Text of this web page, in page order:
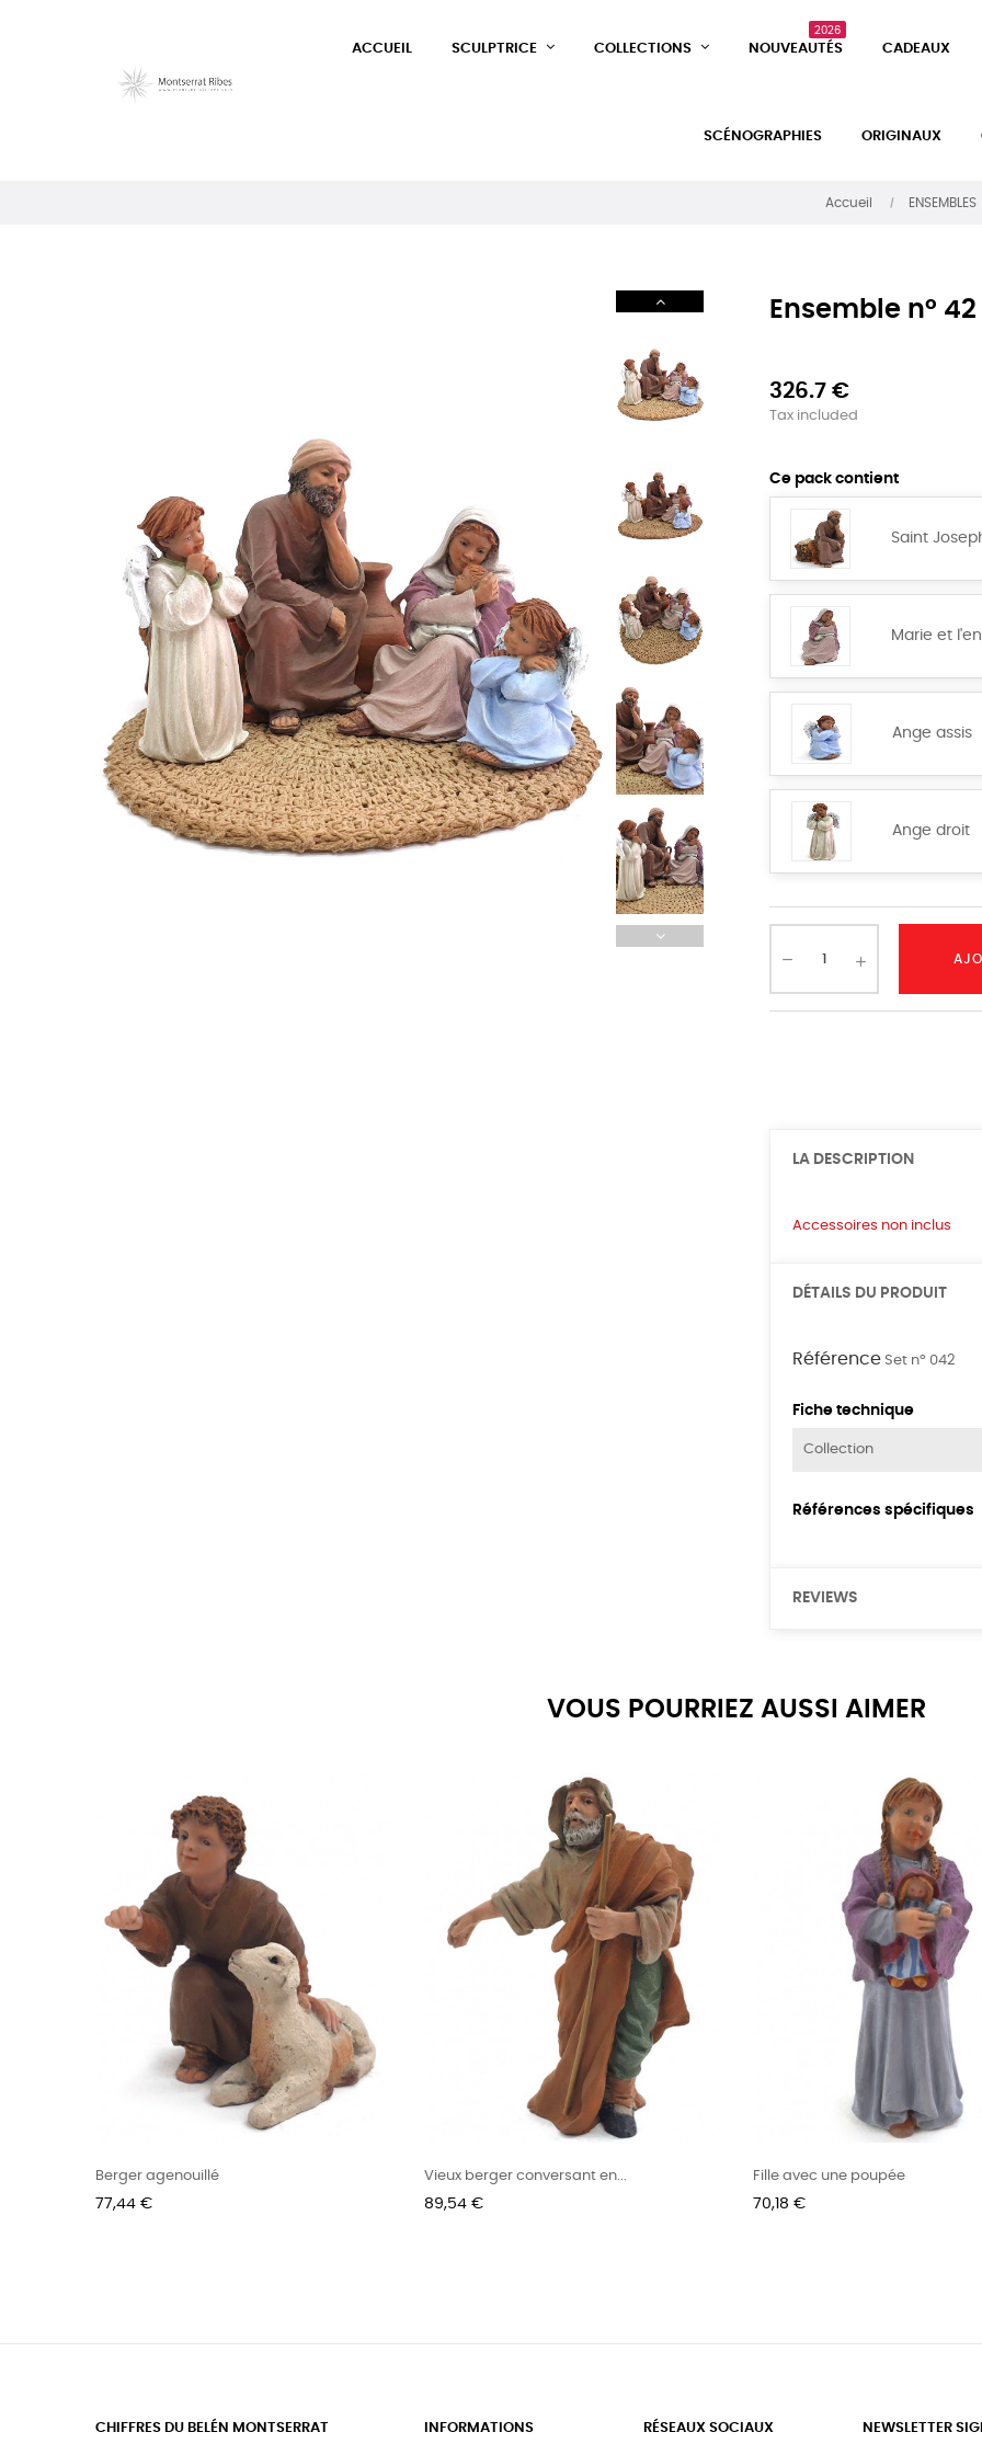
ACCUEIL SCULPTRICE COLLECTIONS NOUVEAUTÉS
2026
CADEAUX
SCÉNOGRAPHIES ORIGINAUX
Accueil ENSEMBLES
Ensemble n°
326.7 €
Tax included
Ce pack contient
Saint
Marie et
Ange assis
Ange droit
LA DESCRIPTION
Accessoires non inclus
DÉTAILS DU PRODUIT
Référence Set nº 042
Fiche technique
Collection
Références spécifiques
REVIEWS
VOUS POURRIEZ AUSSI AIMER
Berger agenouillé
Prix
77,44 €
Vieux berger conversant en...
Prix
89,54 €
Fille avec une poupée
Prix
70,18 €
CHIFFRES DU BELÉN MONTSERRAT INFORMATIONS RÉSEAUX SOCIAUX NEWSLETTER